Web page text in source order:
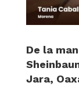
De la
Jara,